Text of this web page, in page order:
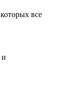
все
и